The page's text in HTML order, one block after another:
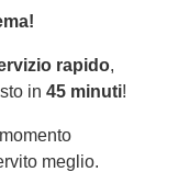
rapido,
in 45 minuti!
meglio.